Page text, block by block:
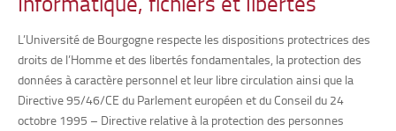
L’Université de Bourgogne respecte les dispositions protectrices des
droits de l’Homme et des libertés fondamentales, la protection des
données à caractère personnel et leur libre circulation ainsi que la
Directive 95/46/CE du Parlement européen et du Conseil du 24
octobre 1995 – Directive relative à la protection des personnes